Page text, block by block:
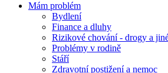
Mám problém
Bydlení
Finance a dluhy
Rizikové chování - drogy a
Problémy v rodině
Stáří
Zdravotní postižení a nemoc